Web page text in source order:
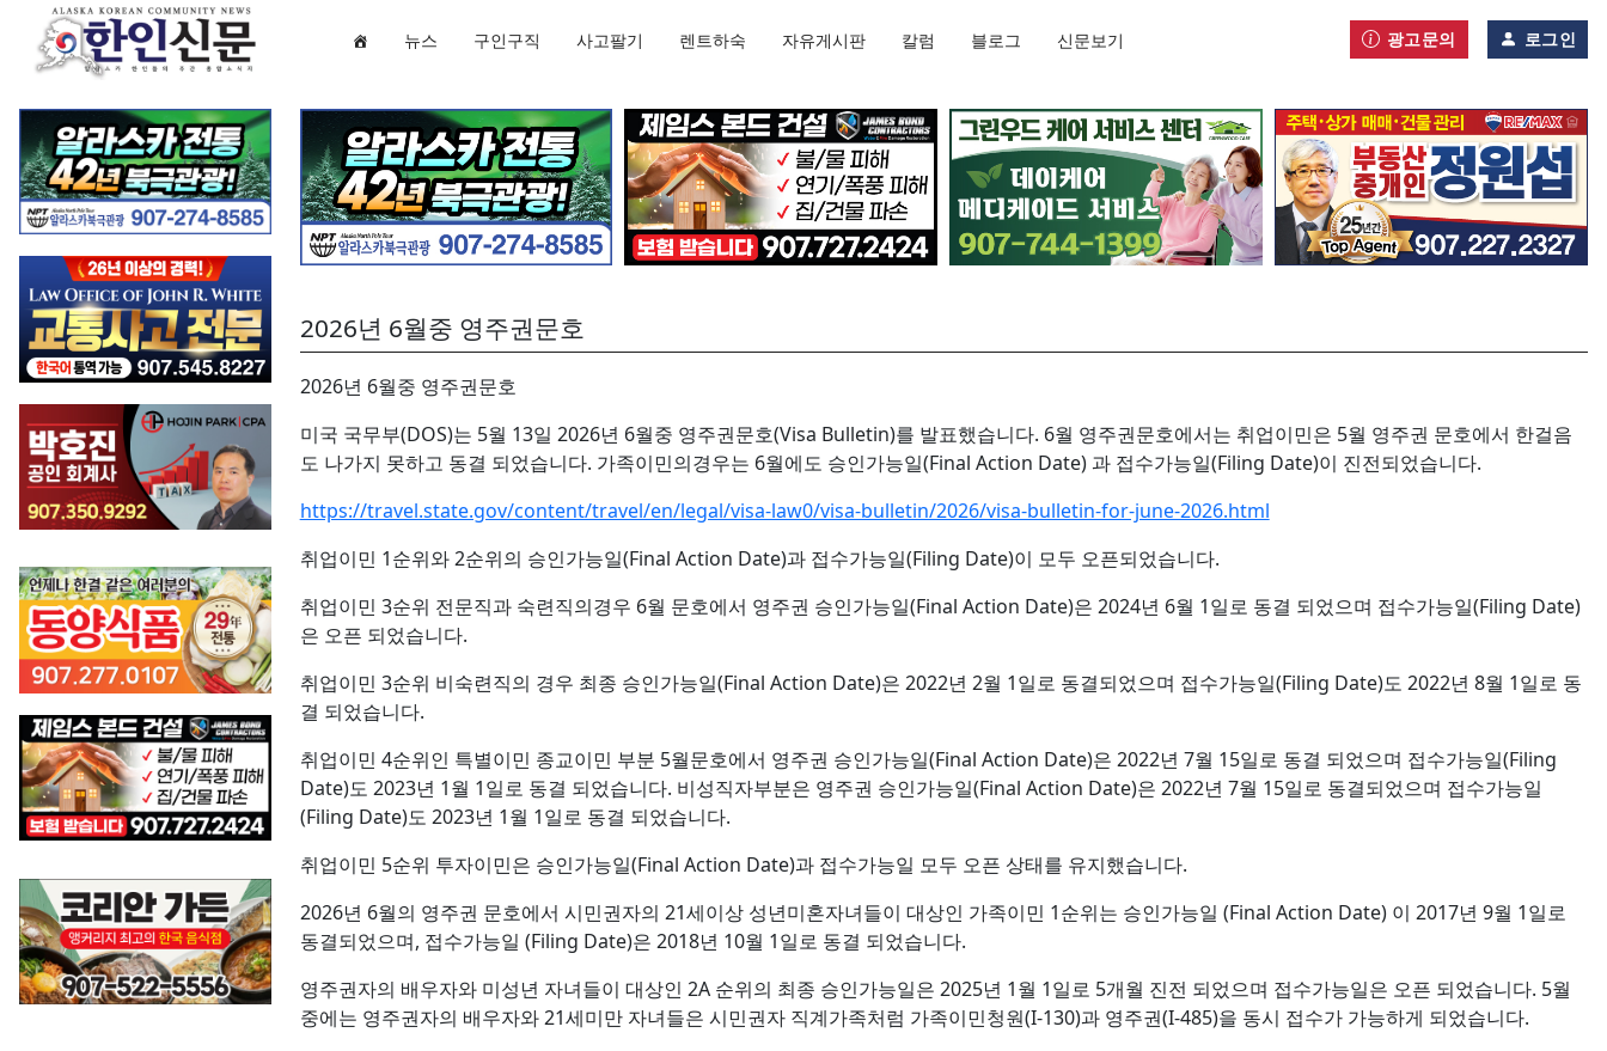
뉴스 구인구직 사고팔기 렌트하숙 자유게시판 칼럼 블로그 신문보기 광고문의 로그인
2026년 6월중 영주권문호
2026년 6월중 영주권문호
미국 국무부(DOS)는 5월 13일 2026년 6월중 영주권문호(Visa Bulletin)를 발표했습니다. 6월 영주권문호에서는 취업이민은 5월 영주권 문호에서 한걸음
도 나가지 못하고 동결 되었습니다. 가족이민의경우는 6월에도 승인가능일(Final Action Date) 과 접수가능일(Filing Date)이 진전되었습니다.
https://travel.state.gov/content/travel/en/legal/visa-law0/visa-bulletin/2026/visa-bulletin-for-june-2026.html
취업이민 1순위와 2순위의 승인가능일(Final Action Date)과 접수가능일(Filing Date)이 모두 오픈되었습니다.
취업이민 3순위 전문직과 숙련직의경우 6월 문호에서 영주권 승인가능일(Final Action Date)은 2024년 6월 1일로 동결 되었으며 접수가능일(Filing Date)
은 오픈 되었습니다.
취업이민 3순위 비숙련직의 경우 최종 승인가능일(Final Action Date)은 2022년 2월 1일로 동결되었으며 접수가능일(Filing Date)도 2022년 8월 1일로 동
결 되었습니다.
취업이민 4순위인 특별이민 종교이민 부분 5월문호에서 영주권 승인가능일(Final Action Date)은 2022년 7월 15일로 동결 되었으며 접수가능일(Filing
Date)도 2023년 1월 1일로 동결 되었습니다. 비성직자부분은 영주권 승인가능일(Final Action Date)은 2022년 7월 15일로 동결되었으며 접수가능일
(Filing Date)도 2023년 1월 1일로 동결 되었습니다.
취업이민 5순위 투자이민은 승인가능일(Final Action Date)과 접수가능일 모두 오픈 상태를 유지했습니다.
2026년 6월의 영주권 문호에서 시민권자의 21세이상 성년미혼자녀들이 대상인 가족이민 1순위는 승인가능일 (Final Action Date) 이 2017년 9월 1일로
동결되었으며, 접수가능일 (Filing Date)은 2018년 10월 1일로 동결 되었습니다.
영주권자의 배우자와 미성년 자녀들이 대상인 2A 순위의 최종 승인가능일은 2025년 1월 1일로 5개월 진전 되었으며 접수가능일은 오픈 되었습니다. 5월
중에는 영주권자의 배우자와 21세미만 자녀들은 시민권자 직계가족처럼 가족이민청원(I-130)과 영주권(I-485)을 동시 접수가 가능하게 되었습니다.